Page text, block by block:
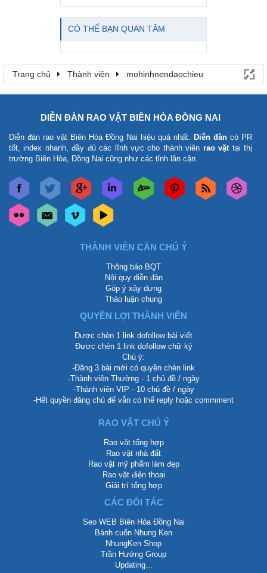
CÓ THỂ BẠN QUAN TÂM
Trang chủ Thành viên mohinhnendaochieu
DIỄN ĐÀN RAO VẶT BIÊN HÒA ĐỒNG NAI
Diễn đàn rao vặt Biên Hòa Đồng Nai hiệu quả nhất. Diễn đàn có PR
tốt, index nhanh, đầy đủ các lĩnh vực cho thành viên rao vặttại thị
trường Biên Hòa, Đồng Nai cũng như các tỉnh lân cận.
THÀNH VIÊN CẦN CHÚ Ý
Thông báo BQT
Nội quy diễn đàn
Góp ý xây dựng
Thảo luận chung
QUYỀN LỢI THÀNH VIÊN
Được chèn 1 link dofollow bài viết
Được chèn 1 link dofollow chữ ký
Chú ý:
-Đăng 3 bài mới có quyền chèn link
-Thành viên Thường - 1 chủ đề / ngày
-Thành viên VIP - 10 chủ đề / ngày
-Hết quyền đăng chủ để vẫn có thể reply hoặc commment
RAO VẶT CHÚ Ý
Rao vặt tổng hợp
Rao vặt nhà đất
Rao vặt mỹ phẩm làm đẹp
Rao vặt điện thoại
Giải trí tổng hợp
CÁC ĐỐI TÁC
Seo WEB Biên Hòa Đồng Nai
Bánh cuốn Nhung Ken
NhungKen Shop
Trần Hướng Group
Updating...